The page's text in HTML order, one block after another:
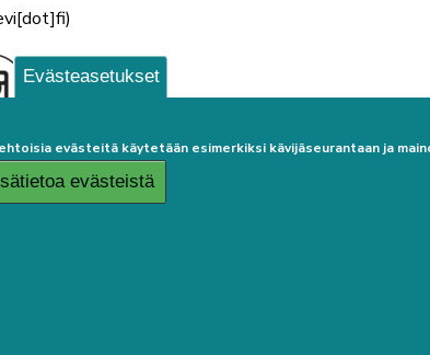
Evästeasetukset
evästeitä käytetään esimerkiksi kävijäseurantaan ja
evästeistä